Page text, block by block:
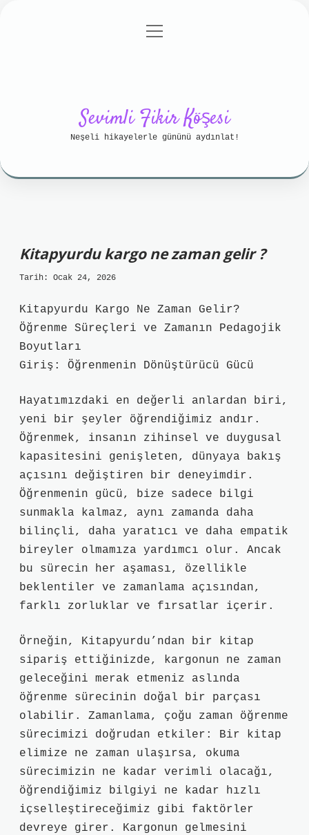
Gizlilik Politikası
menüyü
Sevimli Fikir Köşesi
Neşeli hikayelerle gününü aydınlat!
Kitapyurdu kargo ne zaman gelir ?
Tarih: Ocak 24, 2026
Kitapyurdu Kargo Ne Zaman Gelir?
Öğrenme Süreçleri ve Zamanın Pedagojik
Boyutları
Giriş: Öğrenmenin Dönüştürücü Gücü
Hayatımızdaki en değerli anlardan biri,
yeni bir şeyler öğrendiğimiz andır.
Öğrenmek, insanın zihinsel ve duygusal
kapasitesini genişleten, dünyaya bakış
açısını değiştiren bir deneyimdir.
Öğrenmenin gücü, bize sadece bilgi
sunmakla kalmaz, aynı zamanda daha
bilinçli, daha yaratıcı ve daha empatik
bireyler olmamıza yardımcı olur. Ancak
bu sürecin her aşaması, özellikle
beklentiler ve zamanlama açısından,
farklı zorluklar ve fırsatlar içerir.
Örneğin, Kitapyurdu’ndan bir kitap
sipariş ettiğinizde, kargonun ne zaman
geleceğini merak etmeniz aslında
öğrenme sürecinin doğal bir parçası
olabilir. Zamanlama, çoğu zaman öğrenme
sürecimizi doğrudan etkiler: Bir kitap
elimize ne zaman ulaşırsa, okuma
sürecimizin ne kadar verimli olacağı,
öğrendiğimiz bilgiyi ne kadar hızlı
içselleştireceğimiz gibi faktörler
devreye girer. Kargonun gelmesini